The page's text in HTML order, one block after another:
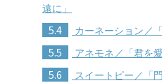
遠に」
5.4 カーネーション／
5.5 アネモネ／「君を
5.6 スイートピー／「門